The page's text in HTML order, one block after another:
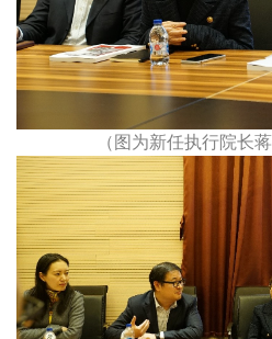
（图为新任执行院长